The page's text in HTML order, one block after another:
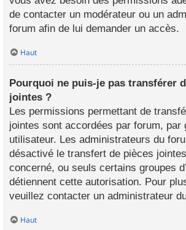
de contacter un modérateur ou un
forum afin de lui demander un accès.
Haut
Pourquoi ne puis-je pas transférer
jointes ?
Les permissions permettant de
jointes sont accordées par forum, par
utilisateur. Les administrateurs du
désactivé le transfert de pièces
concerné, ou seuls certains groupes
détiennent cette autorisation. Pour
veuillez contacter un administrateur
Haut